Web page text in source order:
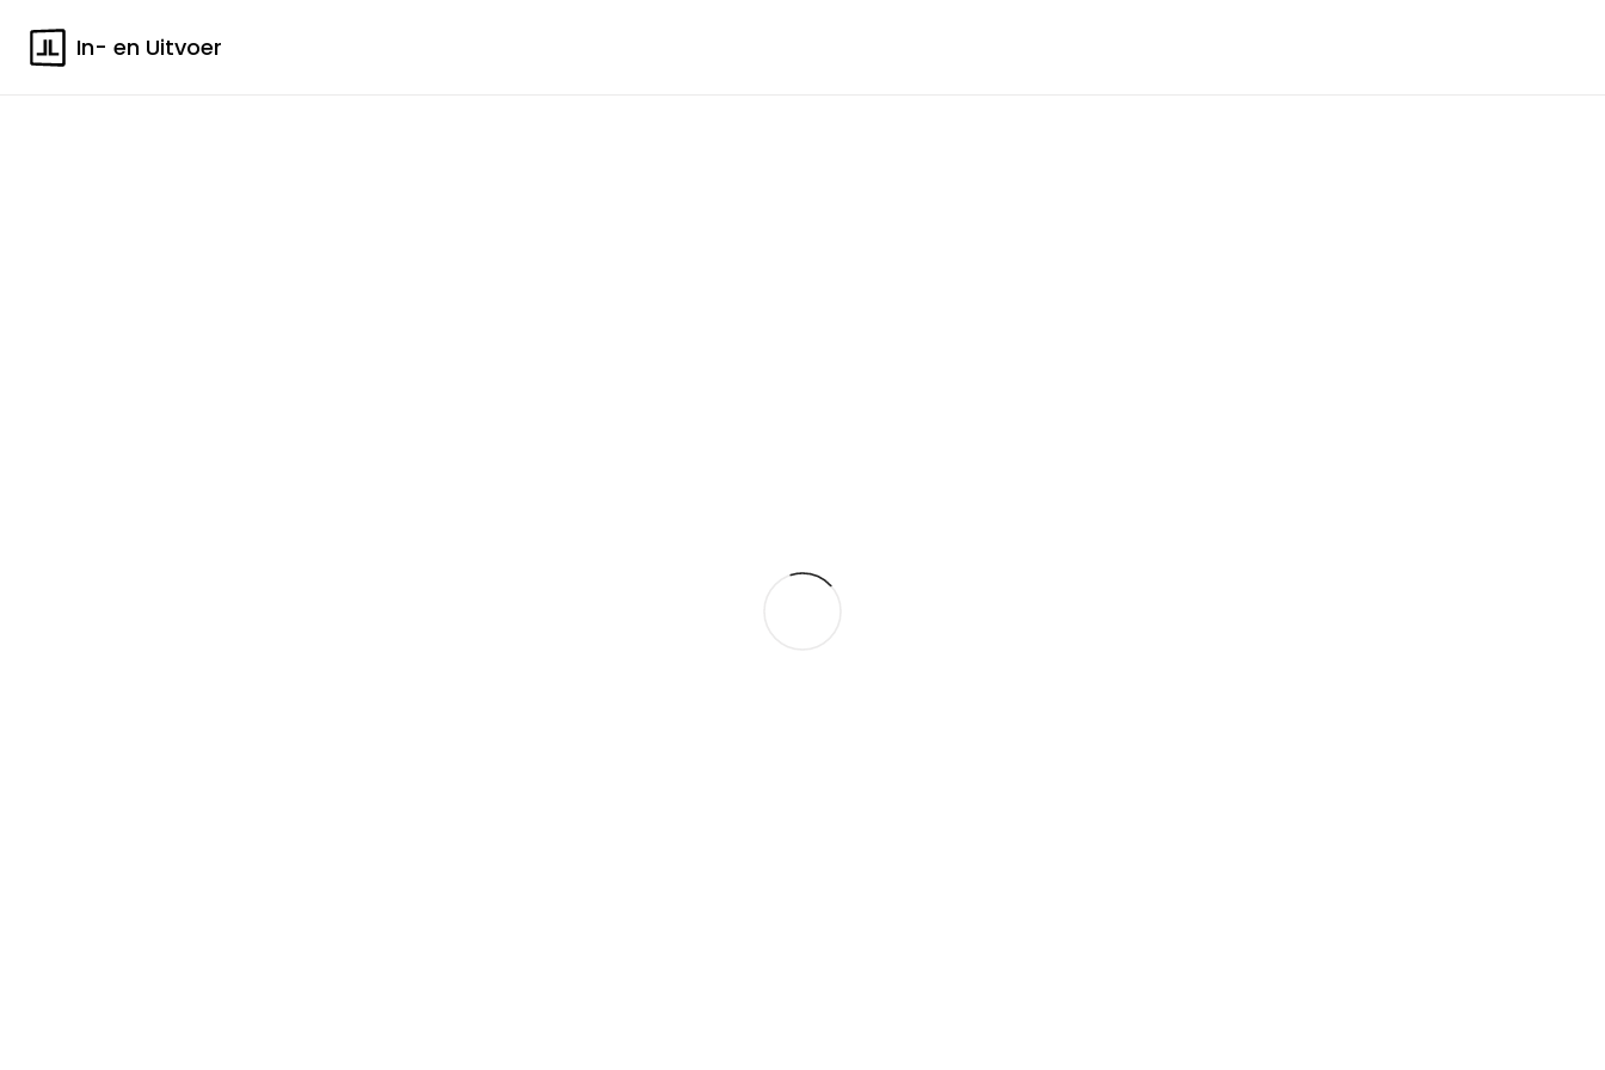
In- en Uitvoer